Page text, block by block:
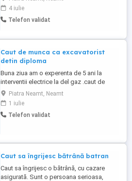
Neamț. Sau aș vrea să lucrez în magazine
ca lucrător comercial menționat fără casă
de marcat, sau ajutor de cofetar . Rog
4 iulie
Telefon validat
Caut de munca ca excavatorist
detin diploma
Buna ziua am o experenta de 5 ani la
interventii electrice la del gaz .caut de
munca ca excavatorist .sunt dispus la
deplasari nu beau nu fumez sunt familist
nu imi place sa incurc pe cineva doar imi
doresc sa muncesc pe un salariu mai bun
Piatra Neamt, Neamt
1 iulie
Telefon validat
Caut sa îngrijesc bătrână batran
Caut sa îngrijesc o bătrână, cu cazare
asigurată. Sunt o persoana serioasa,